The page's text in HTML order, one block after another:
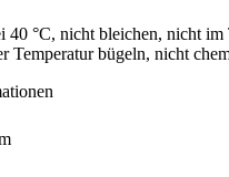
40 °C, nicht bleichen, nicht im
Temperatur bügeln, nicht